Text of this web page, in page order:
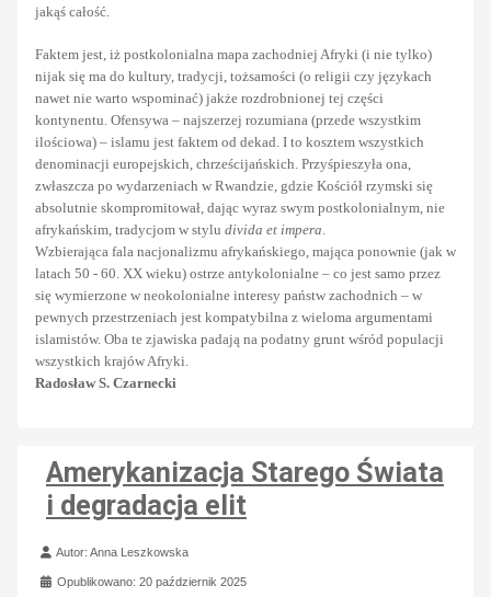
jakąś całość.
Faktem jest, iż postkolonialna mapa zachodniej Afryki (i nie tylko)
nijak się ma do kultury, tradycji, tożsamości (o religii czy językach
nawet nie warto wspominać) jakże rozdrobnionej tej części
kontynentu. Ofensywa – najszerzej rozumiana (przede wszystkim
ilościowa) – islamu jest faktem od dekad. I to kosztem wszystkich
denominacji europejskich, chrześcijańskich. Przyśpieszyła ona,
zwłaszcza po wydarzeniach w Rwandzie, gdzie Kościół rzymski się
absolutnie skompromitował, dając wyraz swym postkolonialnym, nie
afrykańskim, tradycjom w stylu divida et impera.
Wzbierająca fala nacjonalizmu afrykańskiego, mająca ponownie (jak w
latach 50 - 60. XX wieku) ostrze antykolonialne – co jest samo przez
się wymierzone w neokolonialne interesy państw zachodnich – w
pewnych przestrzeniach jest kompatybilna z wieloma argumentami
islamistów. Oba te zjawiska padają na podatny grunt wśród populacji
wszystkich krajów Afryki.
Radosław S. Czarnecki
Amerykanizacja Starego Świata
i degradacja elit
Szczegóły
Autor:Anna Leszkowska
Opublikowano: 20 październik 2025